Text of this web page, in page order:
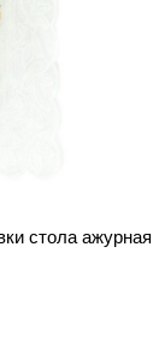
стола ажурная